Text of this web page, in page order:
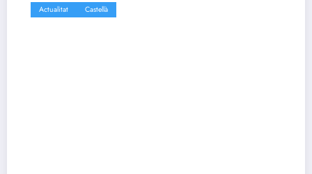
Actualitat Castellà